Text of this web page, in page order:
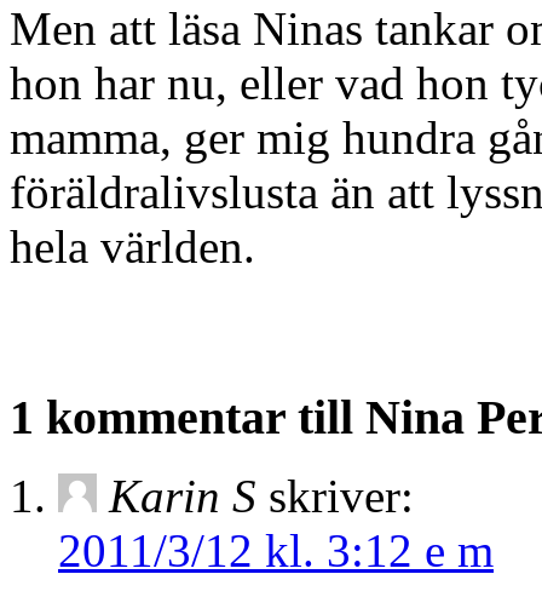
Men att läsa Ninas tankar
hon har nu, eller vad hon
mamma, ger mig hundra
föräldralivslusta än att
hela världen.
1 kommentar till Nina
Karin S skriver:
2011/3/12 kl. 3:12 e m